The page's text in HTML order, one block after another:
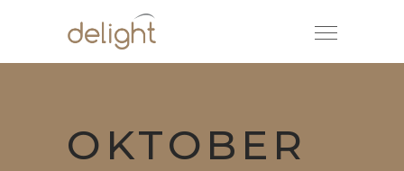
OKTOBER